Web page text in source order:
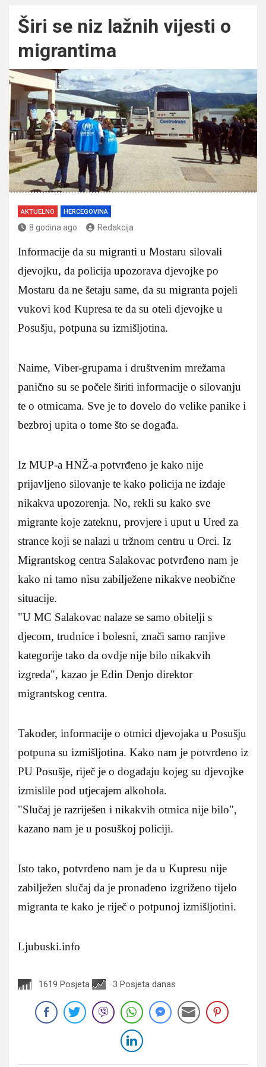
Širi se niz lažnih vijesti o
migrantima
AKTUELNO HERCEGOVINA
8 godina ago Redakcija
Informacije da su migranti u Mostaru silovali
djevojku, da policija upozorava djevojke po
Mostaru da ne šetaju same, da su migranta pojeli
vukovi kod Kupresa te da su oteli djevojke u
Posušju, potpuna su izmišljotina.
Naime, Viber-grupama i društvenim mrežama
panično su se počele širiti informacije o silovanju
te o otmicama. Sve je to dovelo do velike panike i
bezbroj upita o tome što se događa.
Iz MUP-a HNŽ-a potvrđeno je kako nije
prijavljeno silovanje te kako policija ne izdaje
nikakva upozorenja. No, rekli su kako sve
migrante koje zateknu, provjere i uput u Ured za
strance koji se nalazi u tržnom centru u Orci. Iz
Migrantskog centra Salakovac potvrđeno nam je
kako ni tamo nisu zabilježene nikakve neobične
situacije.
U MC Salakovac nalaze se samo obitelji s
djecom, trudnice i bolesni, znači samo ranjive
kategorije tako da ovdje nije bilo nikakvih
izgreda , kazao je Edin Denjo direktor
migrantskog centra.
Također, informacije o otmici djevojaka u Posušju
potpuna su izmišljotina. Kako nam je potvrđeno iz
PU Posušje, riječ je o događaju kojeg su djevojke
izmislile pod utjecajem alkohola.
Slučaj je razriješen i nikakvih otmica nije bilo ,
kazano nam je u posuškoj policiji.
Isto tako, potvrđeno nam je da u Kupresu nije
zabilježen slučaj da je pronađeno izgriženo tijelo
migranta te kako je riječ o potpunoj izmišljotini.
Ljubuski.info
1619 Posjeta 3 Posjeta danas